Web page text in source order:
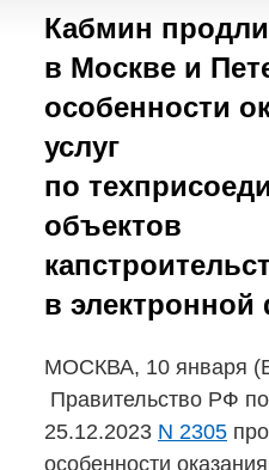
Кабмин
в Москве и
особенности
услуг
по
объектов
в
МОСКВА, 10 января
Правительство РФ
25.12.2023 N 2305
особенности